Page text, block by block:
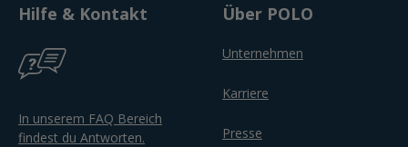
Hilfe & Kontakt
In unserem FAQ Bereich
findest du Antworten.
Über POLO
Unternehmen
Karriere
Presse